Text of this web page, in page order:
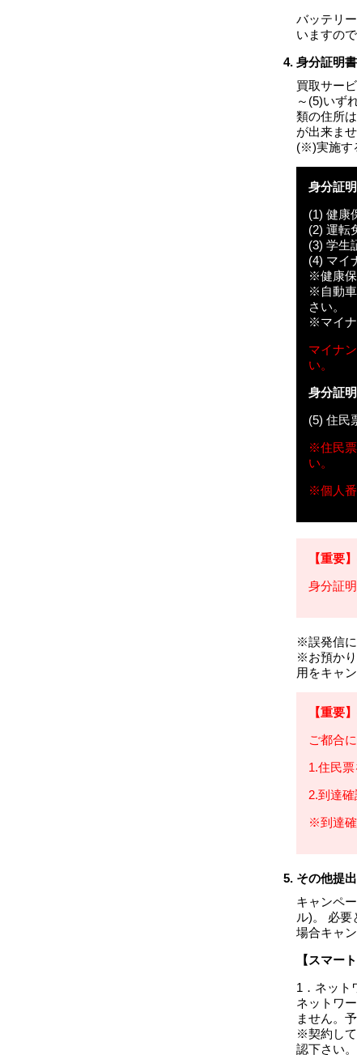
バッテリ
いますの
身分証明
買取サー
～(5)いず
類の住所
が出来ま
(※)実施す
身分証
(1) 健康
(2) 運転
(3) 学生
(4) マイ
※健康保
※自動車
さい。
※マイナ
マイナ
い。
身分証
(5) 住民
※住民票
い。
※個人番
【重要
身分証
※誤発信に
※お預かり
用をキャ
【重要
ご都合
1.住民票
2.到達
※到達確
その他提
キャンペ
ル)。 必
場合キャ
【スマー
1．ネット
ネットワ
ません。
※契約して
認下さい。